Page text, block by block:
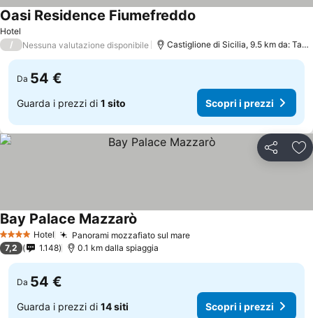
Hotel
Oasi Residence Fiumefreddo
/ Nessuna valutazione disponibile Castiglione di Sicilia, 9.5 km da: Taormina
Da 54 €
Guarda i prezzi di 1 sito Scopri i prezzi
Condividi
4 Stelle Hotel Panorami mozzafiato sul mare
Bay Palace Mazzarò
7,2 1.148 0.1 km dalla spiaggia
Da 54 €
Guarda i prezzi di 14 siti Scopri i prezzi